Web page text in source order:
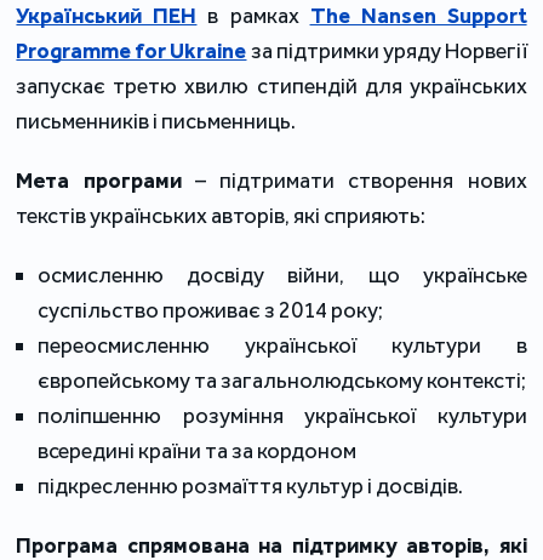
Український ПЕН в рамках The Nansen Support
Programme for Ukraineза підтримки уряду Норвегії
запускає третю хвилю стипендій для українських
письменників і письменниць.
Мета програми– підтримати створення нових
текстів українських авторів, які сприяють:
осмисленню досвіду війни, що українське
суспільство проживає з 2014 року;
переосмисленню української культури в
європейському та загальнолюдському контексті;
поліпшенню розуміння української культури
всередині країни та за кордоном
підкресленню розмаїття культур і досвідів.
Програма спрямована на підтримку авторів, які